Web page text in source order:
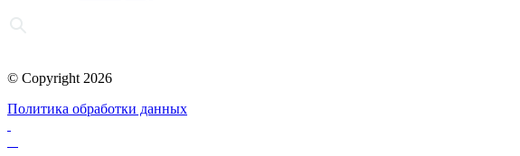
© Copyright 2026
Политика обработки данных